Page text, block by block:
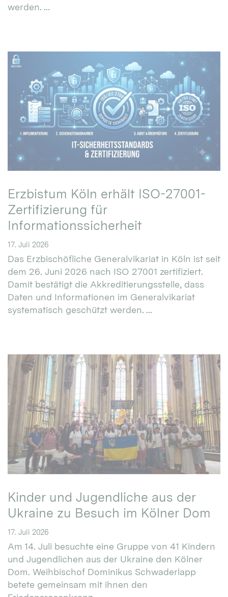
werden. ...
Erzbistum Köln erhält ISO-27001-
Zertifizierung für
Informationssicherheit
17. Juli 2026
Das Erzbischöfliche Generalvikariat in Köln ist seit
dem 26. Juni 2026 nach ISO 27001 zertifiziert.
Damit bestätigt die Akkreditierungsstelle, dass
Daten und Informationen im Generalvikariat
systematisch geschützt werden. ...
Kinder und Jugendliche aus der
Ukraine zu Besuch im Kölner Dom
17. Juli 2026
Am 14. Juli besuchte eine Gruppe von 41 Kindern
und Jugendlichen aus der Ukraine den Kölner
Dom. Weihbischof Dominikus Schwaderlapp
betete gemeinsam mit ihnen den